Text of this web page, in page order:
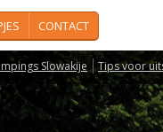
CONTACT
Slowakije Tips voor